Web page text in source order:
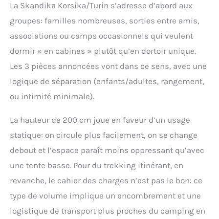
moustiquaire à l'entrée
pour un grand confort
facile à monter malgré la
taille - les arceaux
les instructions claires
aident à l'assemblage.
colonne d'eau de 5000
mm et des coutures
qualité ✔ Tente familiale
bien pensée avec de
nombreux extras :
fenêtres et entrées avec
moustiquaires, crochet
pratiques de rangement,
La Skandika Korsika/Turin s’adresse d’abord aux
groupes: familles nombreuses, sorties entre amis,
associations ou camps occasionnels qui veulent
dormir « en cabines » plutôt qu’en dortoir unique.
Les 3 pièces annoncées vont dans ce sens, avec une
logique de séparation (enfants/adultes, rangement,
ou intimité minimale).
La hauteur de 200 cm joue en faveur d’un usage
statique: on circule plus facilement, on se change
debout et l’espace paraît moins oppressant qu’avec
une tente basse. Pour du trekking itinérant, en
revanche, le cahier des charges n’est pas le bon: ce
type de volume implique un encombrement et une
logistique de transport plus proches du camping en